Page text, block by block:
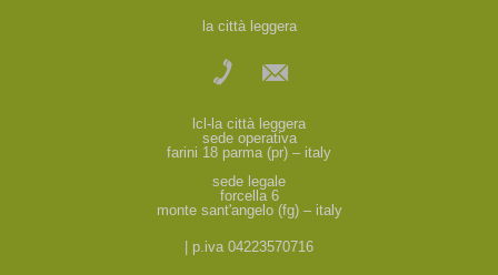
la città leggera
lcl-la città leggera
sede operativa
farini 18 parma (pr) – italy
sede legale
forcella 6
monte sant'angelo (fg) – italy
| p.iva 04223570716